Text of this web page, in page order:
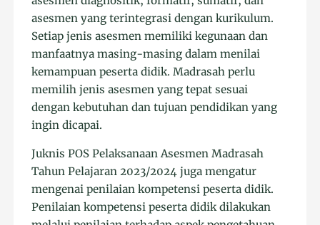
asesmen yang terintegrasi dengan kurikulum.
Setiap jenis asesmen memiliki kegunaan dan
manfaatnya masing-masing dalam menilai
kemampuan peserta didik. Madrasah perlu
memilih jenis asesmen yang tepat sesuai
dengan kebutuhan dan tujuan pendidikan yang
ingin dicapai.
Juknis POS Pelaksanaan Asesmen Madrasah
Tahun Pelajaran 2023/2024 juga mengatur
mengenai penilaian kompetensi peserta didik.
Penilaian kompetensi peserta didik dilakukan